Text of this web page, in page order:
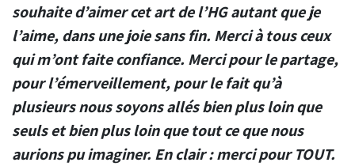
souhaite d’aimer cet art de l’HG autant que je
l’aime, dans une joie sans fin. Merci à tous ceux
qui m’ont faite confiance. Merci pour le partage,
pour l’émerveillement, pour le fait qu’à
plusieurs nous soyons allés bien plus loin que
seuls et bien plus loin que tout ce que nous
aurions pu imaginer. En clair : merci pour TOUT.